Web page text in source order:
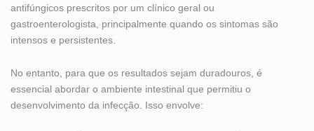
antifúngicos prescritos por um clínico geral ou
gastroenterologista, principalmente quando os sintomas são
intensos e persistentes.
No entanto, para que os resultados sejam duradouros, é
essencial abordar o ambiente intestinal que permitiu o
desenvolvimento da infecção. Isso envolve: